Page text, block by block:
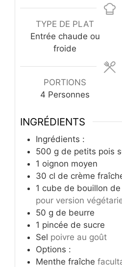
TYPE DE PLAT
Entrée chaude ou
froide
PORTIONS
4 Personnes
INGRÉDIENTS
Ingrédients :
500 g de petits pois
1 oignon moyen
30 cl de crème
1 cube de bouillon de
pour version
50 g de beurre
1 pincée de sucre
Sel poivre au goût
Options :
Menthe fraîche